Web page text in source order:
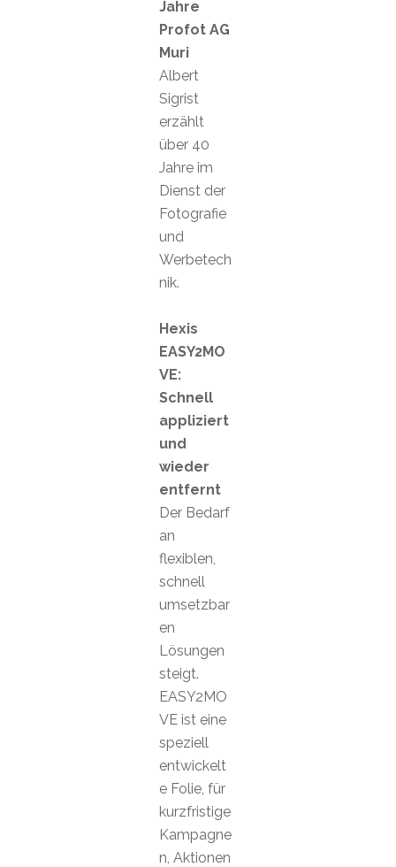
Jahre
Profot AG
Muri
Albert
Sigrist
erzählt
über 40
Jahre im
Dienst der
Fotografie
und
Werbetech
nik.
Hexis
EASY2MO
VE:
Schnell
appliziert
und
wieder
entfernt
Der Bedarf
an
flexiblen,
schnell
umsetzbar
en
Lösungen
steigt.
EASY2MO
VE ist eine
speziell
entwickelt
e Folie, für
kurzfristige
Kampagne
n, Aktionen